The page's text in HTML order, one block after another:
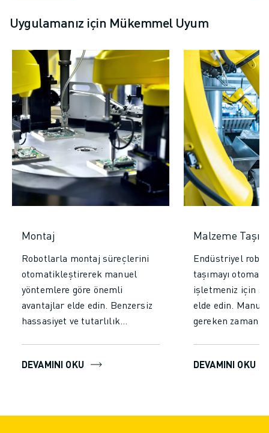
Uygulamanız için Mükemmel Uyum
Montaj
Robotlarla montaj süreçlerini
otomatikleştirerek manuel
yöntemlere göre önemli
avantajlar elde edin. Benzersiz
hassasiyet ve tutarlılık
edin. Yorulmadan kesintisiz
verimliliği yükseltin. Verimliliği,
DEVAMINI OKU
Malzeme
Endüstriyel
taşımayı
işletmeniz için
elde edin.
gereken zaman
artırın.
elde edin,
DEVAMINI OKU